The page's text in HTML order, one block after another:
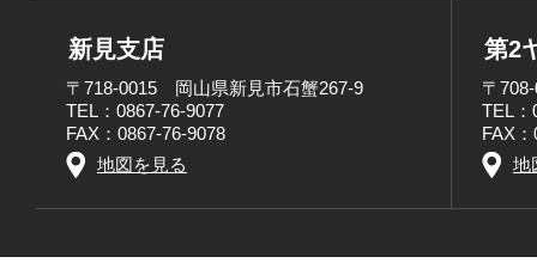
新見支店
〒718-0015 岡山県新見市石蟹267-9
TEL：0867-76-9077
FAX：0867-76-9078
地図を見る
第2
〒
TEL：
FAX
地